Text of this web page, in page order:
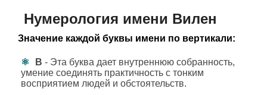
Нумерология имени Вилен
Значение каждой буквы имени по вертикали:
В - Эта буква дает внутреннюю собранность,
умение соединять практичность с тонким
восприятием людей и обстоятельств.